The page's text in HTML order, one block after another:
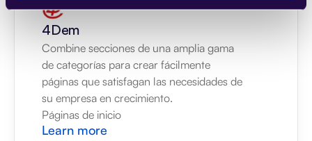
4Dem
Combine secciones de una amplia gama
de categorías para crear fácilmente
páginas que satisfagan las necesidades de
su empresa en crecimiento.
Páginas de inicio
Learn more